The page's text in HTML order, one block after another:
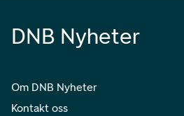
DNB Nyheter
Om DNB Nyheter
Kontakt oss